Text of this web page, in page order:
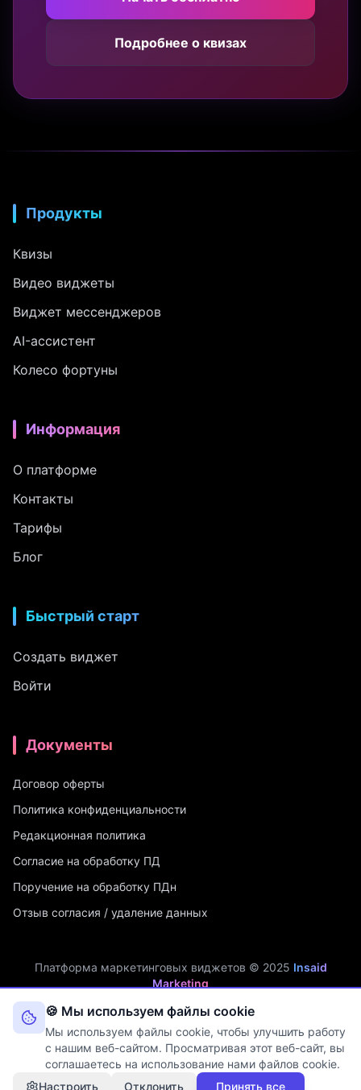
Подробнее о квизах
Продукты
Квизы
Видео виджеты
Виджет мессенджеров
AI-ассистент
Колесо фортуны
Информация
О платформе
Контакты
Тарифы
Блог
Быстрый старт
Создать виджет
Войти
Документы
Договор оферты
Политика конфиденциальности
Редакционная политика
Согласие на обработку ПД
Поручение на обработку ПДн
Отзыв согласия / удаление данных
Платформа маркетинговых виджетов © 2025 Insaid
Marketing
ИП Мухамадеев Р.А. | ИНН: 740704342750 | ОГРНИП:
321745600019048
Оператор персональных данных. Рег. № 74-25-030077 в реестре
Роскомнадзора (Приказ № 108 от 03.06.2025)
🍪 Мы используем файлы cookie
Мы используем файлы cookie, чтобы улучшить работу
с нашим веб-сайтом. Просматривая этот веб-сайт, вы
соглашаетесь на использование нами файлов cookie.
Настроить
Отклонить Принять все